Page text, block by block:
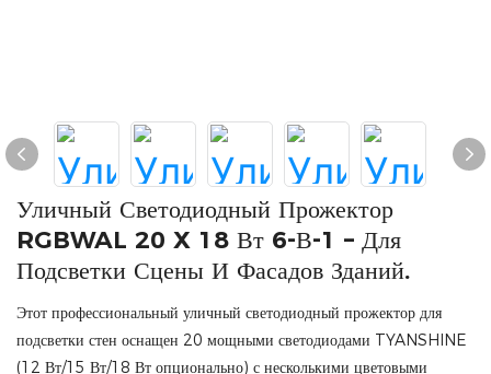
Уличный Светодиодный Прожектор
RGBWAL 20 X 18 Вт 6-В-1 – Для
Подсветки Сцены И Фасадов Зданий.
Этот профессиональный уличный светодиодный прожектор для
подсветки стен оснащен 20 мощными светодиодами TYANSHINE
(12 Вт/15 Вт/18 Вт опционально) с несколькими цветовыми